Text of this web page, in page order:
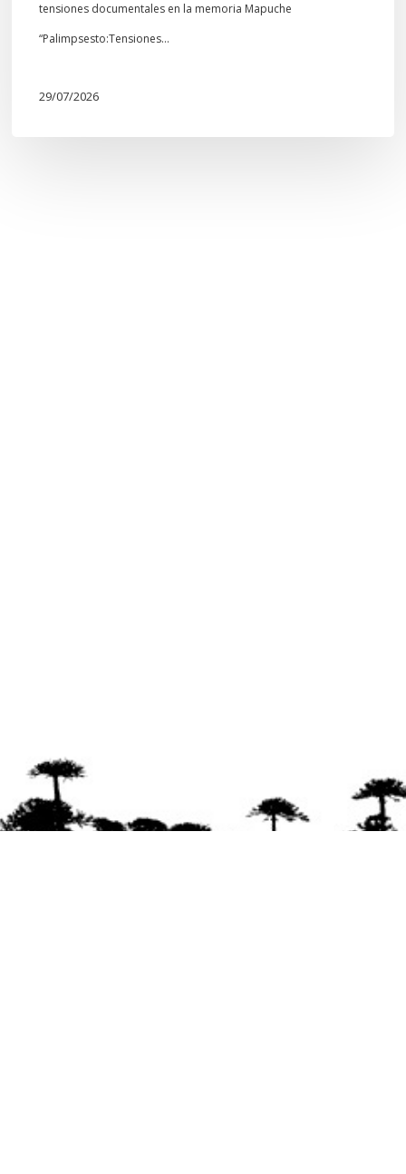
tensiones documentales en la memoria Mapuche
“Palimpsesto:Tensiones…
29/07/2026